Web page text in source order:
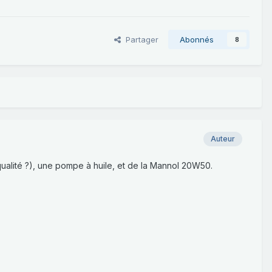
Partager Abonnés 8
Auteur
?), une pompe à huile, et de la Mannol 20W50.